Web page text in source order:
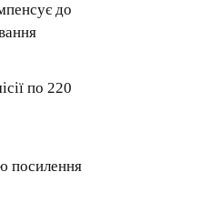
до
по 220
посилення